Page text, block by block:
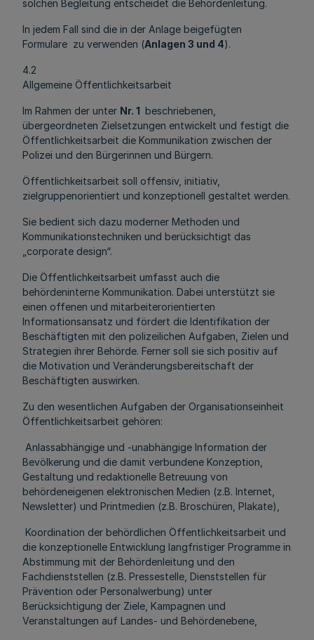
solchen Begleitung entscheidet die Behördenleitung.
In jedem Fall sind die in der Anlage beigefügten
Formulare zu verwenden (Anlagen 3 und 4).
4.2
Allgemeine Öffentlichkeitsarbeit
Im Rahmen der unter Nr. 1 beschriebenen,
übergeordneten Zielsetzungen entwickelt und festigt die
Öffentlichkeitsarbeit die Kommunikation zwischen der
Polizei und den Bürgerinnen und Bürgern.
Öffentlichkeitsarbeit soll offensiv, initiativ,
zielgruppenorientiert und konzeptionell gestaltet werden.
Sie bedient sich dazu moderner Methoden und
Kommunikationstechniken und berücksichtigt das
„corporate design“.
Die Öffentlichkeitsarbeit umfasst auch die
behördeninterne Kommunikation. Dabei unterstützt sie
einen offenen und mitarbeiterorientierten
Informationsansatz und fördert die Identifikation der
Beschäftigten mit den polizeilichen Aufgaben, Zielen und
Strategien ihrer Behörde. Ferner soll sie sich positiv auf
die Motivation und Veränderungsbereitschaft der
Beschäftigten auswirken.
Zu den wesentlichen Aufgaben der Organisationseinheit
Öffentlichkeitsarbeit gehören:
Anlassabhängige und -unabhängige Information der
Bevölkerung und die damit verbundene Konzeption,
Gestaltung und redaktionelle Betreuung von
behördeneigenen elektronischen Medien (z.B. Internet,
Newsletter) und Printmedien (z.B. Broschüren, Plakate),
Koordination der behördlichen Öffentlichkeitsarbeit und
die konzeptionelle Entwicklung langfristiger Programme in
Abstimmung mit der Behördenleitung und den
Fachdienststellen (z.B. Pressestelle, Dienststellen für
Prävention oder Personalwerbung) unter
Berücksichtigung der Ziele, Kampagnen und
Veranstaltungen auf Landes- und Behördenebene,